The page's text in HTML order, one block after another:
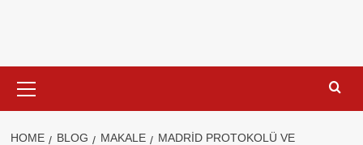
Menu
HOME BLOG MAKALE
MADRID PROTOKOLÜ VE